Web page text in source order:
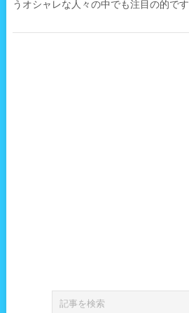
うオシャレな人々の中でも注目の的です